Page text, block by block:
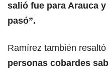
salió fue para Arauca
pasó”.
Ramírez también
personas cobardes